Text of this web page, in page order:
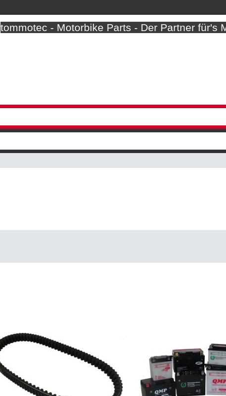
tommotec - Motorbike Parts - Der Partner für's